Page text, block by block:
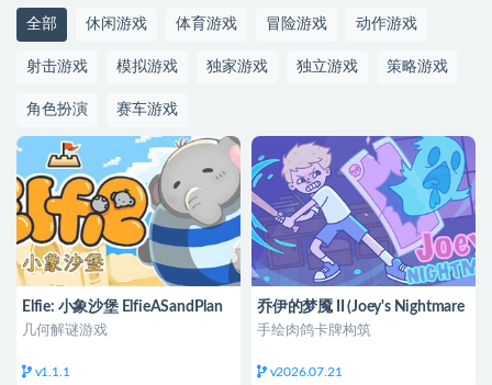
全部 休闲游戏 体育游戏 冒险游戏 动作游戏
射击游戏 模拟游戏 独家游戏 独立游戏 策略游戏
角色扮演 赛车游戏
Elfie: 小象沙堡 ElfieASandPlan
几何解谜游戏
v1.1.1
乔伊的梦魇 II (Joey's Nightmare
II)
手绘肉鸽卡牌构筑
v2026.07.21